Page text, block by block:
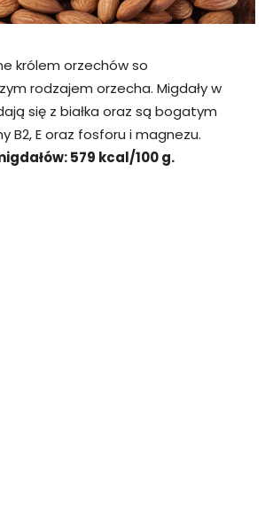
królem orzechów so
rodzajem orzecha. Migdały w
się z białka oraz są bogatym
B2, E oraz fosforu i magnezu.
579 kcal/100 g.